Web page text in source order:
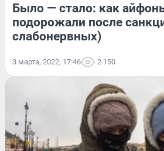
Было — стало: как
подорожали после
слабонервных)
3 марта, 2022, 17:46 2 150